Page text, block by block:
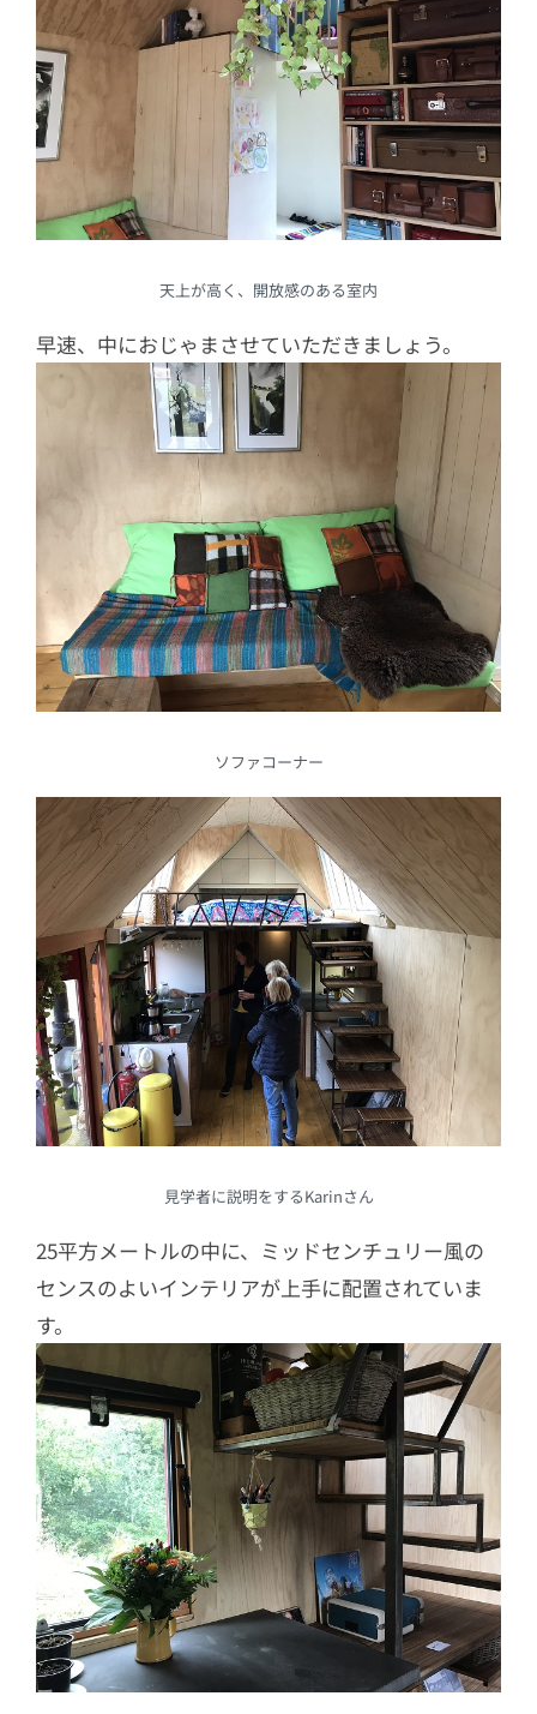
天上が高く、開放感のある室内
早速、中におじゃまさせていただきましょう。
ソファコーナー
見学者に説明をするKarinさん
25平方メートルの中に、ミッドセンチュリー風の
センスのよいインテリアが上手に配置されていま
す。